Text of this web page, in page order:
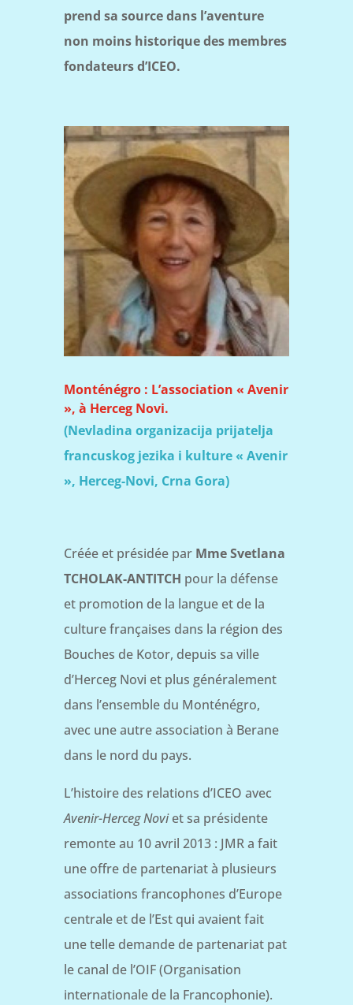
prend sa source dans l’aventure
non moins historique des membres
fondateurs d’ICEO.
Monténégro : L’association « Avenir
», à Herceg Novi.
(Nevladina organizacija prijatelja
francuskog jezika i kulture « Avenir
», Herceg-Novi, Crna Gora)
Créée et présidée par Mme Svetlana
TCHOLAK-ANTITCH pour la défense
et promotion de la langue et de la
culture françaises dans la région des
Bouches de Kotor, depuis sa ville
d’Herceg Novi et plus généralement
dans l’ensemble du Monténégro,
avec une autre association à Berane
dans le nord du pays.
L’histoire des relations d’ICEO avec
Avenir-Herceg Noviet sa présidente
remonte au 10 avril 2013 : JMR a fait
une offre de partenariat à plusieurs
associations francophones d’Europe
centrale et de l’Est qui avaient fait
une telle demande de partenariat pat
le canal de l’OIF (Organisation
internationale de la Francophonie).